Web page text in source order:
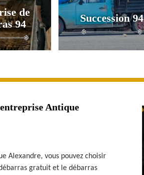
de
94
Succession 94
Antique
Alexandre, vous pouvez choisir
gratuit et le débarras